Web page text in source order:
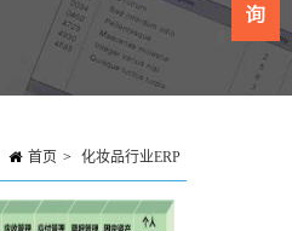
首页 > 化妆品行业ERP